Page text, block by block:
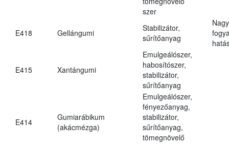
szer
E418 Gellángumi
Stabilizátor,
sűrítőanyag
E415 Xantángumi
Emulgeálószer,
habosítószer,
stabilizátor,
sűrítőanyag
E414
Gumiarábikum
(akácmézga)
Emulgeálószer,
fényezőanyag,
stabilizátor,
sűrítőanyag,
tömegnövelő